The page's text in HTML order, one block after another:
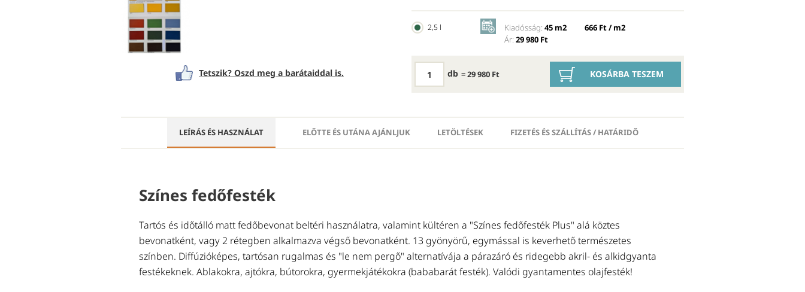
Tetszik? Oszd meg a barátaiddal is.
2,5 l Kiadósság: 45 m2
666 Ft / m2
Ár: 29 980 Ft
db = 29 980 Ft KOSÁRBA TESZEM
LEÍRÁS ÉS HASZNÁLAT ELŐTTE ÉS UTÁNA AJÁNLJUK LETÖLTÉSEK FIZETÉS ÉS SZÁLLÍTÁS / HATÁRIDŐ
Színes fedőfesték
Tartós és időtálló matt fedőbevonat beltéri használatra, valamint kültéren a "Színes fedőfesték Plus" alá köztes
bevonatként, vagy 2 rétegben alkalmazva végső bevonatként. 13 gyönyörű, egymással is keverhető természetes
színben. Diffúzióképes, tartósan rugalmas és "le nem pergő" alternatívája a párazáró és ridegebb akril- és alkidgyanta
festékeknek. Ablakokra, ajtókra, bútorokra, gyermekjátékokra (bababarát festék). Valódi gyantamentes olajfesték!